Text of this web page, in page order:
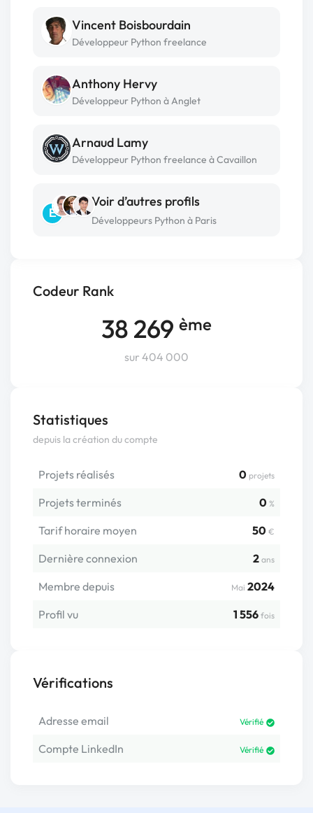
Codeur Rank
38 269 ème
sur 404 000
Statistiques
depuis la création du compte
Projets réalisés 0 projets
Projets terminés 0 %
Tarif horaire moyen 50 €
Dernière connexion 2 ans
Membre depuis Mai 2024
Profil vu
1 556 fois
Vérifications
Adresse email Vérifié
Compte LinkedIn Vérifié
Vincent Boisbourdain
Développeur Python freelance
Anthony Hervy
Développeur Python à Anglet
Arnaud Lamy
Développeur Python freelance à Cavaillon
E
Voir d’autres profils
Développeurs Python à Paris